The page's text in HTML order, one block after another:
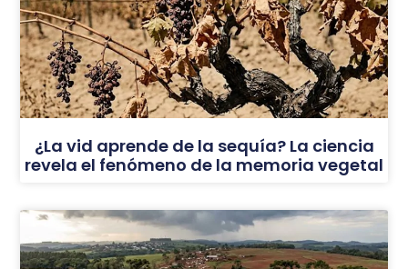
¿La vid aprende de la sequía? La ciencia
revela el fenómeno de la memoria vegetal